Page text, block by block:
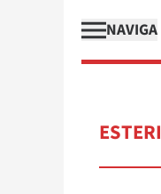
NAVIGA
ESTERI